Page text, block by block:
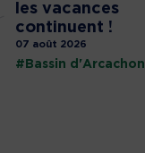
les vacances
continuent !
07 août 2026
#Bassin d'Arcachon